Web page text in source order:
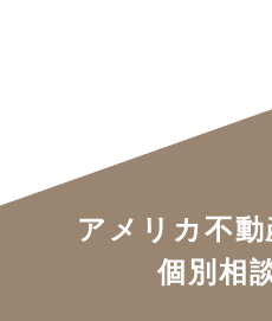
アメリカ不動
個別相